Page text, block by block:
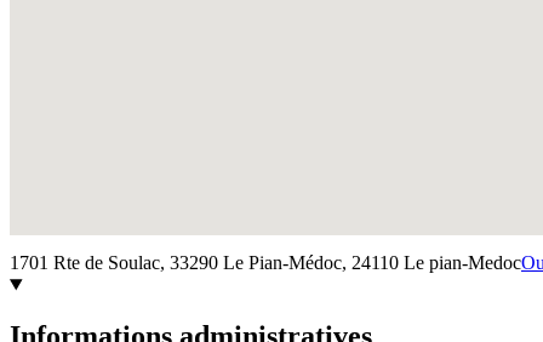
1701 Rte de Soulac, 33290 Le Pian-Médoc, 24110 Le pian-Medoc